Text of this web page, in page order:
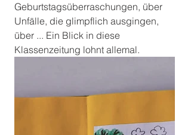
Geburtstagsüberraschungen, über
Unfälle, die glimpflich ausgingen,
über ... Ein Blick in diese
Klassenzeitung lohnt allemal.